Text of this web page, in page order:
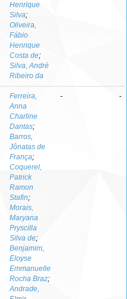
Henrique
Silva;
Oliveira,
Fábio
Henrique
Costa de;
Silva, André
Ribeiro da
Ferreira,
Anna
Charline
Dantas;
Barros,
Jônatas de
França;
Coquerel,
Patrick
Ramon
Stafin;
Morais,
Maryana
Pryscilla
Silva de;
Benjamim,
Eloyse
Emmanuelle
Rocha Braz;
Andrade,
- -